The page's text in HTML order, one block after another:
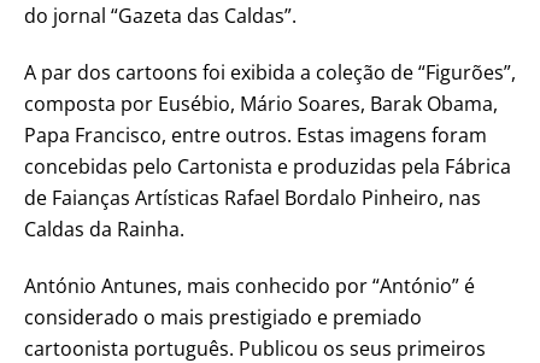
do jornal “Gazeta das Caldas”.
A par dos cartoons foi exibida a coleção de “Figurões”,
composta por Eusébio, Mário Soares, Barak Obama,
Papa Francisco, entre outros. Estas imagens foram
concebidas pelo Cartonista e produzidas pela Fábrica
de Faianças Artísticas Rafael Bordalo Pinheiro, nas
Caldas da Rainha.
António Antunes, mais conhecido por “António” é
considerado o mais prestigiado e premiado
cartoonista português. Publicou os seus primeiros